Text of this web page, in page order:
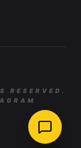
RESERVED.